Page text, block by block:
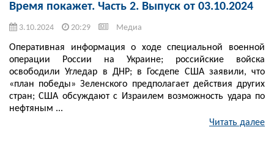
Время покажет. Часть 2. Выпуск от 03.10.2024
3.10.2024 20:29 Медиа
Оперативная информация о ходе специальной военной
операции России на Украине; российские войска
освободили Угледар в ДНР; в Госдепе США заявили, что
«план победы» Зеленского предполагает действия других
стран; США обсуждают с Израилем возможность удара по
нефтяным ...
Читать далее